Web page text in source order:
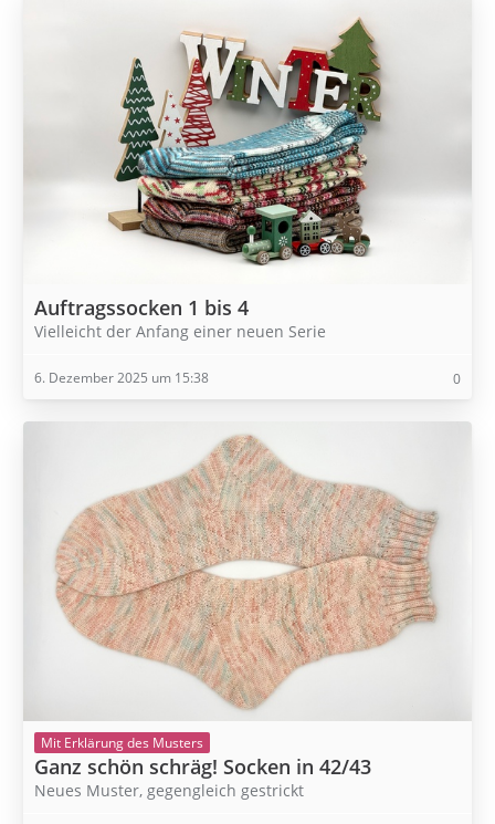
Auftragssocken 1 bis 4
Vielleicht der Anfang einer neuen Serie
6. Dezember 2025 um 15:38 0
Mit Erklärung des Musters
Ganz schön schräg! Socken in 42/43
Neues Muster, gegengleich gestrickt